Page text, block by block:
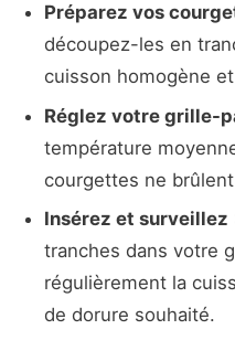
Préparez vos
découpez-les en
cuisson homogène
Réglez votre grille-
température
courgettes ne
Insérez et surveillez
tranches dans votre
régulièrement la
de dorure souhaité.